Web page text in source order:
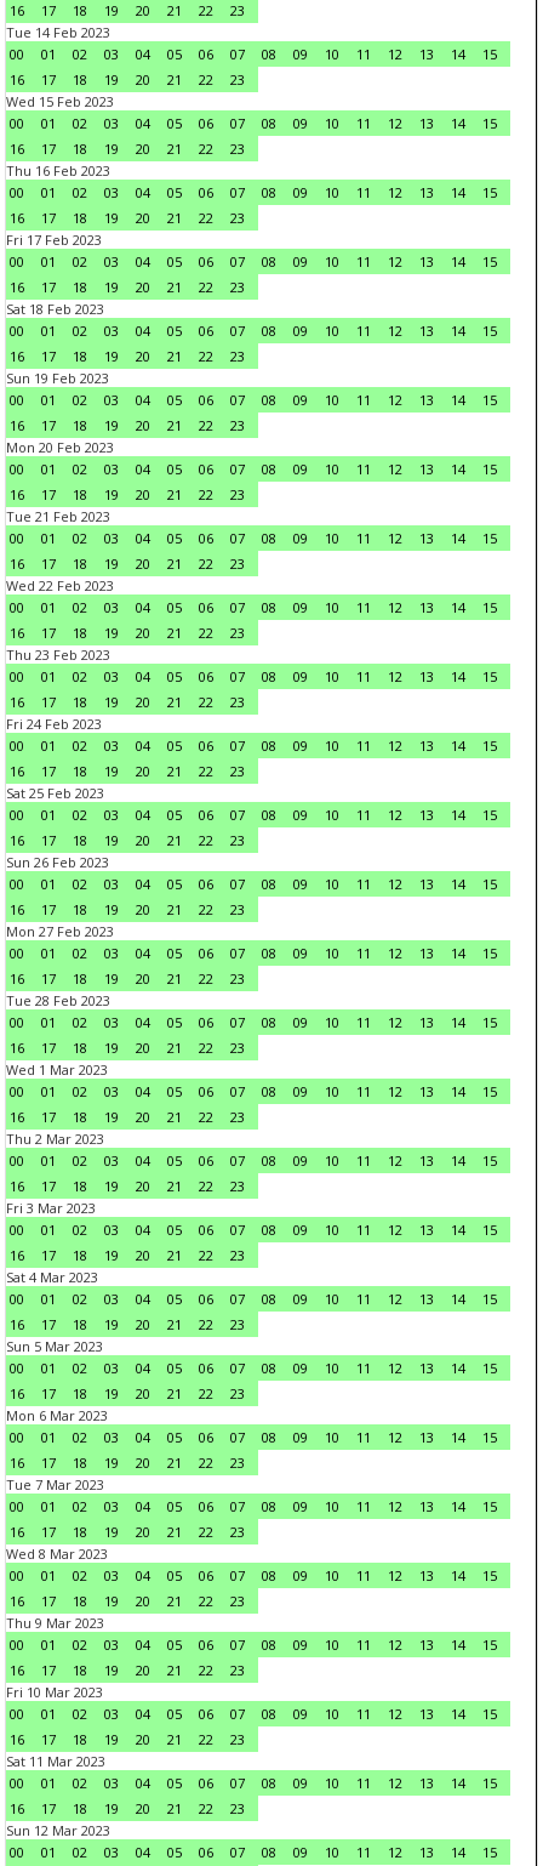
16
17 18 19 20 21 22
23
Tue 14 Feb 2023
00
01 02 03 04 05 06 07 08 09 10 11 12 13 14
15
16
17 18 19 20 21 22
23
Wed 15 Feb 2023
00
01 02 03 04 05 06 07 08 09 10 11 12 13 14
15
16
17 18 19 20 21 22
23
Thu 16 Feb 2023
00
01 02 03 04 05 06 07 08 09 10 11 12 13 14
15
16
17 18 19 20 21 22
23
Fri 17 Feb 2023
00
01 02 03 04 05 06 07 08 09 10 11 12 13 14
15
16
17 18 19 20 21 22
23
Sat 18 Feb 2023
00
01 02 03 04 05 06 07 08 09 10 11 12 13 14
15
16
17 18 19 20 21 22
23
Sun 19 Feb 2023
00
01 02 03 04 05 06 07 08 09 10 11 12 13 14
15
16
17 18 19 20 21 22
23
Mon 20 Feb 2023
00
01 02 03 04 05 06 07 08 09 10 11 12 13 14
15
16
17 18 19 20 21 22
23
Tue 21 Feb 2023
00
01 02 03 04 05 06 07 08 09 10 11 12 13 14
15
16
17 18 19 20 21 22
23
Wed 22 Feb 2023
00
01 02 03 04 05 06 07 08 09 10 11 12 13 14
15
16
17 18 19 20 21 22
23
Thu 23 Feb 2023
00
01 02 03 04 05 06 07 08 09 10 11 12 13 14
15
16
17 18 19 20 21 22
23
Fri 24 Feb 2023
00
01 02 03 04 05 06 07 08 09 10 11 12 13 14
15
16
17 18 19 20 21 22
23
Sat 25 Feb 2023
00
01 02 03 04 05 06 07 08 09 10 11 12 13 14
15
16
17 18 19 20 21 22
23
Sun 26 Feb 2023
00
01 02 03 04 05 06 07 08 09 10 11 12 13 14
15
16
17 18 19 20 21 22
23
Mon 27 Feb 2023
00
01 02 03 04 05 06 07 08 09 10 11 12 13 14
15
16
17 18 19 20 21 22
23
Tue 28 Feb 2023
00
01 02 03 04 05 06 07 08 09 10 11 12 13 14
15
16
17 18 19 20 21 22
23
Wed 1 Mar 2023
00
01 02 03 04 05 06 07 08 09 10 11 12 13 14
15
16
17 18 19 20 21 22
23
Thu 2 Mar 2023
00
01 02 03 04 05 06 07 08 09 10 11 12 13 14
15
16
17 18 19 20 21 22
23
Fri 3 Mar 2023
00
01 02 03 04 05 06 07 08 09 10 11 12 13 14
15
16
17 18 19 20 21 22
23
Sat 4 Mar 2023
00
01 02 03 04 05 06 07 08 09 10 11 12 13 14
15
16
17 18 19 20 21 22
23
Sun 5 Mar 2023
00
01 02 03 04 05 06 07 08 09 10 11 12 13 14
15
16
17 18 19 20 21 22
23
Mon 6 Mar 2023
00
01 02 03 04 05 06 07 08 09 10 11 12 13 14
15
16
17 18 19 20 21 22
23
Tue 7 Mar 2023
00
01 02 03 04 05 06 07 08 09 10 11 12 13 14
15
16
17 18 19 20 21 22
23
Wed 8 Mar 2023
00
01 02 03 04 05 06 07 08 09 10 11 12 13 14
15
16
17 18 19 20 21 22
23
Thu 9 Mar 2023
00
01 02 03 04 05 06 07 08 09 10 11 12 13 14
15
16
17 18 19 20 21 22
23
Fri 10 Mar 2023
00
01 02 03 04 05 06 07 08 09 10 11 12 13 14
15
16
17 18 19 20 21 22
23
Sat 11 Mar 2023
00
01 02 03 04 05 06 07 08 09 10 11 12 13 14
15
16
17 18 19 20 21 22
23
Sun 12 Mar 2023
00
01 02 03 04 05 06 07 08 09 10 11 12 13 14 15